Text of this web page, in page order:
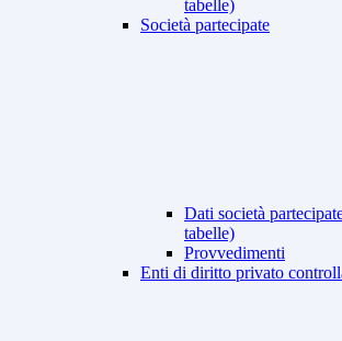
tabelle)
Società partecipate
Dati società
tabelle)
Provvedimenti
Enti di diritto privato